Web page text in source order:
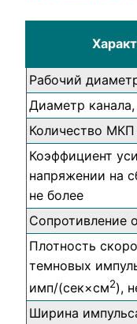
Рабочий
Диаметр
Количество МКП
Коэффициент
напряжении на
не более
Плотность
темновых
имп/(сек×см2),
Ширина